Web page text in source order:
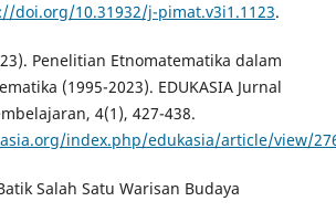
doi.org/10.31932/j-pimat.v3i1.1123.
Penelitian Etnomatematika dalam
(1995-2023). EDUKASIA Jurnal
4(1), 427-438.
index.php/edukasia/article/view/
Salah Satu Warisan Budaya